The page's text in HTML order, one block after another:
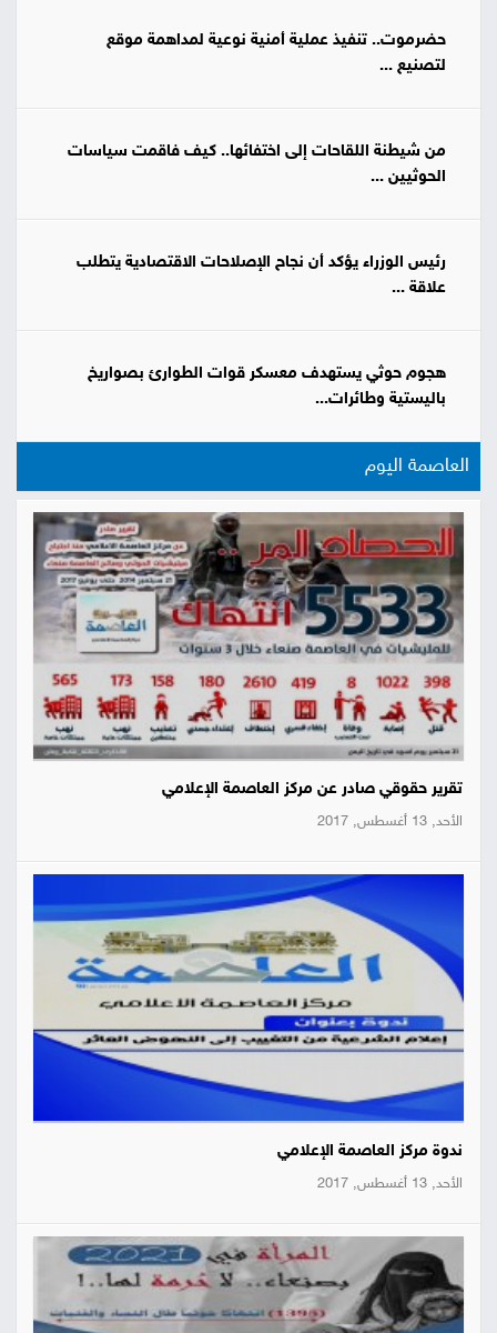
حضرموت.. تنفيذ عملية أمنية نوعية لمداهمة موقع
لتصنيع ...
من شيطنة اللقاحات إلى اختفائها.. كيف فاقمت سياسات
الحوثيين ...
رئيس الوزراء يؤكد أن نجاح الإصلاحات الاقتصادية يتطلب
علاقة ...
هجوم حوثي يستهدف معسكر قوات الطوارئ بصواريخ
باليستية وطائرات...
العاصمة اليوم
تقرير حقوقي صادر عن مركز العاصمة الإعلامي
الأحد, 13 أغسطس, 2017
ندوة مركز العاصمة الإعلامي
الأحد, 13 أغسطس, 2017